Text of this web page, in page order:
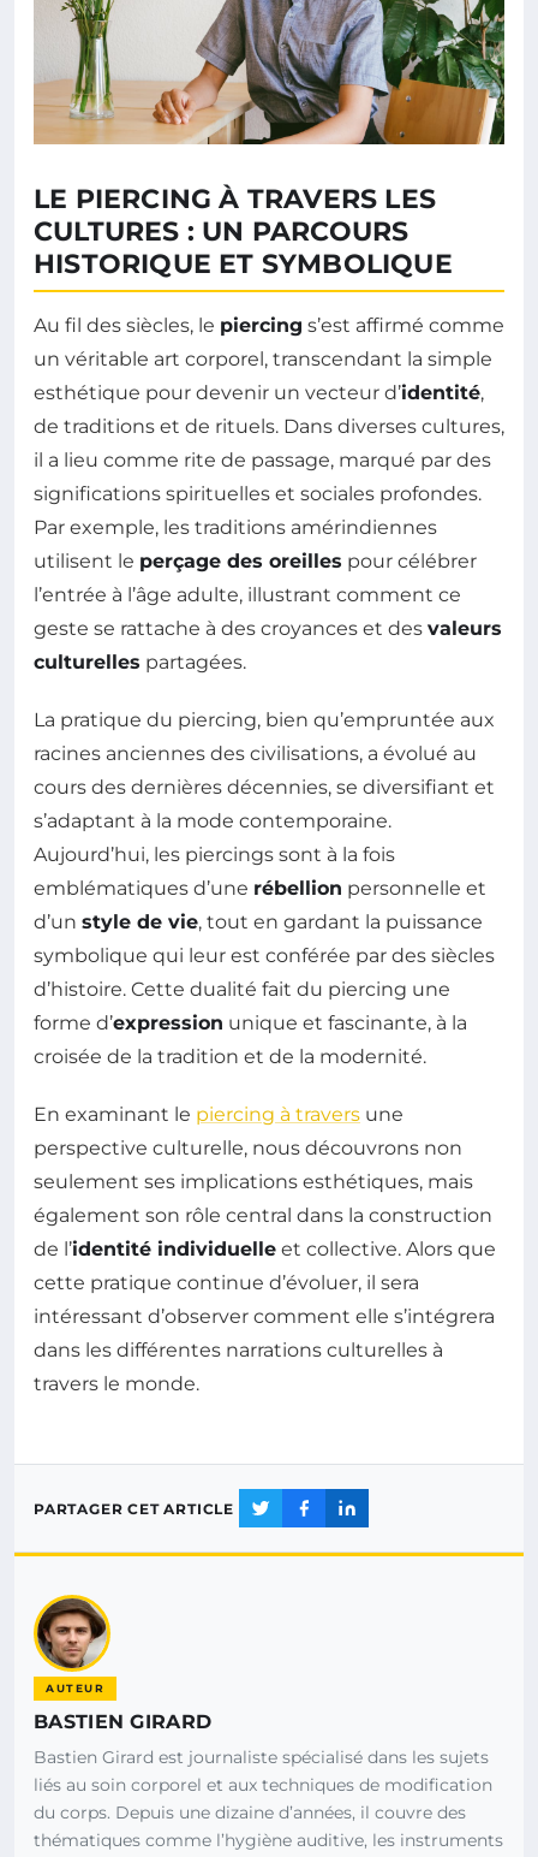
LE PIERCING À TRAVERS LES
CULTURES : UN PARCOURS
HISTORIQUE ET SYMBOLIQUE
Au fil des siècles, le piercing s’est affirmé comme
un véritable art corporel, transcendant la simple
esthétique pour devenir un vecteur d’identité,
de traditions et de rituels. Dans diverses cultures,
il a lieu comme rite de passage, marqué par des
significations spirituelles et sociales profondes.
Par exemple, les traditions amérindiennes
utilisent le perçage des oreilles pour célébrer
l’entrée à l’âge adulte, illustrant comment ce
geste se rattache à des croyances et des valeurs
culturelles partagées.
La pratique du piercing, bien qu’empruntée aux
racines anciennes des civilisations, a évolué au
cours des dernières décennies, se diversifiant et
s’adaptant à la mode contemporaine.
Aujourd’hui, les piercings sont à la fois
emblématiques d’une rébellion personnelle et
d’un style de vie, tout en gardant la puissance
symbolique qui leur est conférée par des siècles
d’histoire. Cette dualité fait du piercing une
forme d’expression unique et fascinante, à la
croisée de la tradition et de la modernité.
En examinant le piercing à travers une
perspective culturelle, nous découvrons non
seulement ses implications esthétiques, mais
également son rôle central dans la construction
de l’identité individuelle et collective. Alors que
cette pratique continue d’évoluer, il sera
intéressant d’observer comment elle s’intégrera
dans les différentes narrations culturelles à
travers le monde.
PARTAGER CET ARTICLE
AUTEUR
BASTIEN GIRARD
Bastien Girard est journaliste spécialisé dans les sujets
liés au soin corporel et aux techniques de modification
du corps. Depuis une dizaine d’années, il couvre des
thématiques comme l’hygiène auditive, les instruments